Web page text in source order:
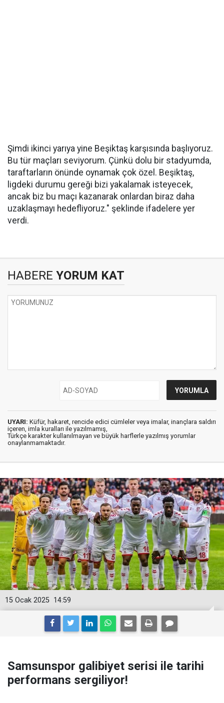
Şimdi ikinci yarıya yine Beşiktaş karşısında başlıyoruz.
Bu tür maçları seviyorum. Çünkü dolu bir stadyumda,
taraftarların önünde oynamak çok özel. Beşiktaş,
ligdeki durumu gereği bizi yakalamak isteyecek,
ancak biz bu maçı kazanarak onlardan biraz daha
uzaklaşmayı hedefliyoruz." şeklinde ifadelere yer
verdi.
HABERE YORUM KAT
UYARI: Küfür, hakaret, rencide edici cümleler veya imalar, inançlara saldırı
içeren, imla kuralları ile yazılmamış,
Türkçe karakter kullanılmayan ve büyük harflerle yazılmış yorumlar
onaylanmamaktadır.
14:59
15 Ocak 2025
Samsunspor galibiyet serisi ile tarihi
performans sergiliyor!